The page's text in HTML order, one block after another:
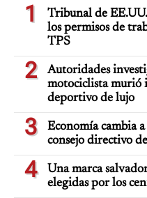
1
Tribunal de
los permisos de
TPS
2
Autoridades
motociclista murió
deportivo de lujo
3
Economía cambia
consejo directivo
4
Una marca
elegidas por los